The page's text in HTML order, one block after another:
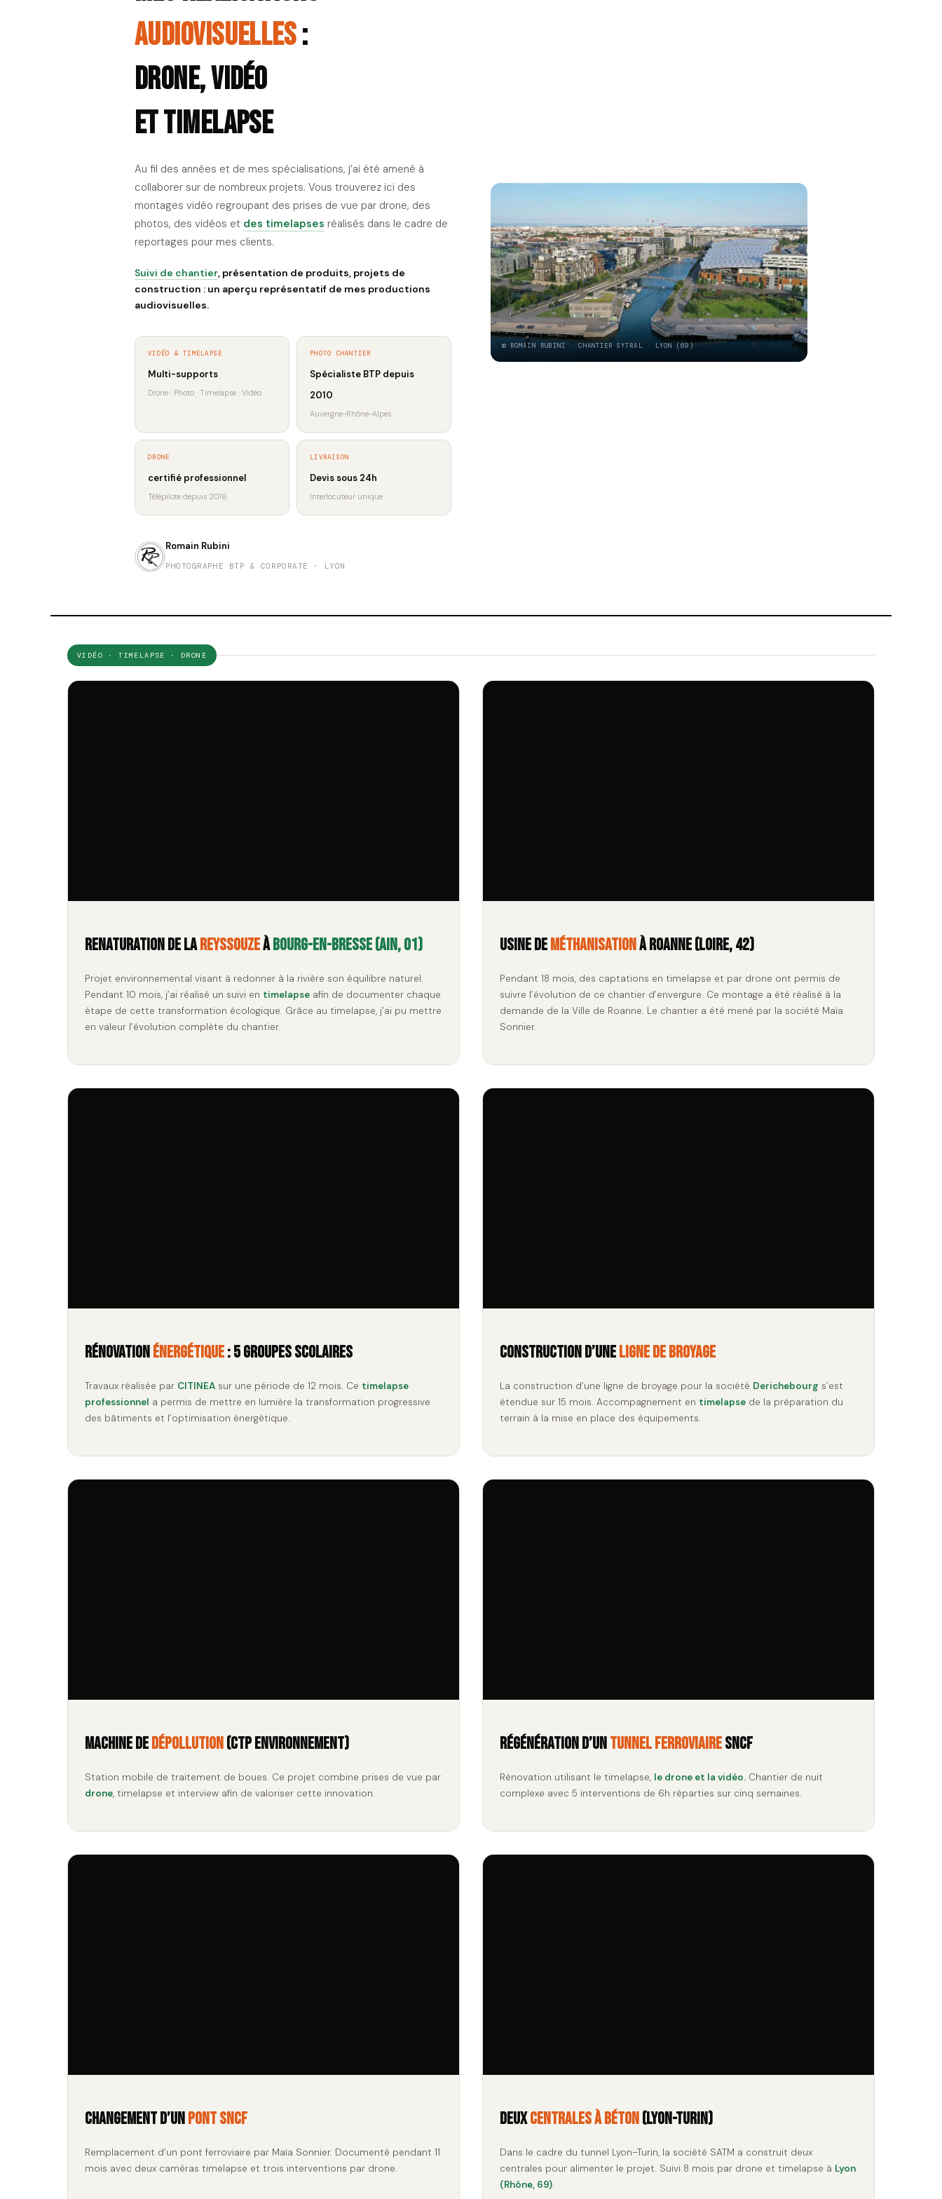
audiovisuelles:
drone, vidéo
et timelapse
Au fil des années et de mes spécialisations, j’ai été amené à
collaborer sur de nombreux projets. Vous trouverez ici des
montages vidéo regroupant des prises de vue par drone, des
photos, des vidéos et des timelapses réalisés dans le cadre de
reportages pour mes clients.
Suivi de chantier, présentation de produits, projets de
construction : un aperçu représentatif de mes productions
audiovisuelles.
VIDÉO & TIMELAPSE
Multi-supports
Drone · Photo · Timelapse · Vidéo
PHOTO CHANTIER
Spécialiste BTP depuis
2010
Auvergne-Rhône-Alpes
DRONE
certifié professionnel
Télépilote depuis 2016
LIVRAISON
Devis sous 24h
Interlocuteur unique
Romain Rubini
PHOTOGRAPHE BTP & CORPORATE · LYON
© ROMAIN RUBINI · CHANTIER SYTRAL · LYON (69)
VIDÉO · TIMELAPSE · DRONE
Renaturation de laReyssouzeàBourg-en-Bresse (Ain, 01)
Projet environnemental visant à redonner à la rivière son équilibre naturel.
Pendant 10 mois, j’ai réalisé un suivi en timelapse afin de documenter chaque
étape de cette transformation écologique. Grâce au timelapse, j’ai pu mettre
en valeur l’évolution complète du chantier.
Usine deméthanisationà Roanne (Loire, 42)
Pendant 18 mois, des captations en timelapse et par drone ont permis de
suivre l’évolution de ce chantier d’envergure. Ce montage a été réalisé à la
demande de la Ville de Roanne. Le chantier a été mené par la société Maïa
Sonnier.
Rénovation énergétique: 5 Groupes scolaires
Travaux réalisée par CITINEA sur une période de 12 mois. Ce timelapse
professionnel a permis de mettre en lumière la transformation progressive
des bâtiments et l’optimisation énergétique.
Construction d’une ligne de broyage
La construction d’une ligne de broyage pour la société Derichebourg s’est
étendue sur 15 mois. Accompagnement en timelapse de la préparation du
terrain à la mise en place des équipements.
Machine dedépollution(CTP Environnement)
Station mobile de traitement de boues. Ce projet combine prises de vue par
drone, timelapse et interview afin de valoriser cette innovation.
Régénération d’untunnel ferroviaireSNCF
Rénovation utilisant le timelapse, le drone et la vidéo. Chantier de nuit
complexe avec 5 interventions de 6h réparties sur cinq semaines.
Changement d’unpont SNCF
Remplacement d’un pont ferroviaire par Maïa Sonnier. Documenté pendant 11
mois avec deux caméras timelapse et trois interventions par drone.
Deuxcentrales à béton(Lyon-Turin)
Dans le cadre du tunnel Lyon–Turin, la société SATM a construit deux
centrales pour alimenter le projet. Suivi 8 mois par drone et timelapse à Lyon
(Rhône, 69).